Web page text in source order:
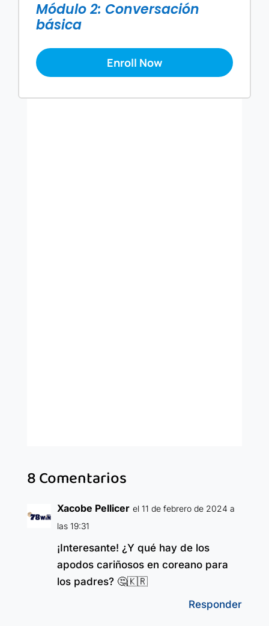
Módulo 2: Conversación
básica
Enroll Now
8 Comentarios
Xacobe Pellicer el 11 de febrero de 2024 a
las 19:31
¡Interesante! ¿Y qué hay de los
apodos cariñosos en coreano para
los padres? 🤔🇰🇷
Responder